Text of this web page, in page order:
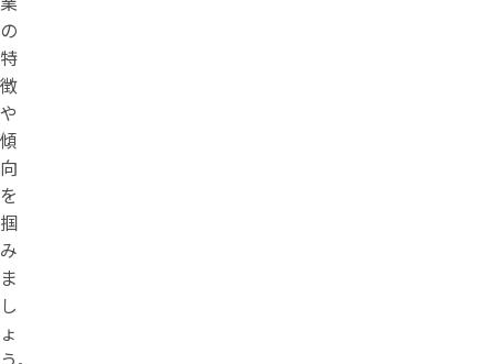
の
特
徴
や
傾
向
を
掴
み
ま
し
ょ